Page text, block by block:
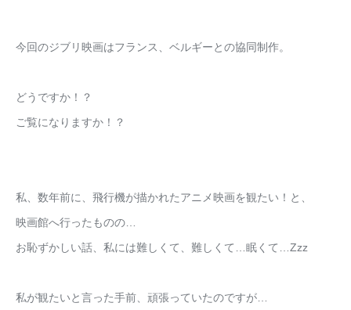
今回のジブリ映画はフランス、ベルギーとの協同制作。
どうですか！？
ご覧になりますか！？
私、数年前に、飛行機が描かれたアニメ映画を観たい！と、
映画館へ行ったものの…
お恥ずかしい話、私には難しくて、難しくて…眠くて…Zzz
私が観たいと言った手前、頑張っていたのですが…